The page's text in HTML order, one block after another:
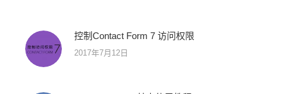
控制Contact Form 7 访问权限
2017年7月12日